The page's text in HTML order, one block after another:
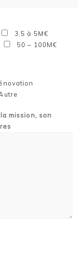
3,5 à 5M€
50 – 100M€
mission, son